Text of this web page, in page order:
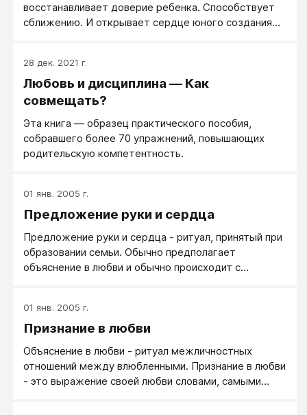
восстанавливает доверие ребенка. Способствует
сближению. И открывает сердце юного создания
новостями из собственной жизни. Первая новость
— о том, чем он из случившегося в этот день
гордится. А вторая — о том, что у него ПОКА (на
28 дек. 2021 г.
Любовь и дисциплина — Как
совмещать?
Эта книга — образец практического пособия,
собравшего более 70 упражнений, повышающих
родительскую компетентность.
01 янв. 2005 г.
Предложение руки и сердца
Предложение руки и сердца - ритуал, принятый при
образовании семьи. Обычно предполагает
объяснение в любви и обычно происходит с
01 янв. 2005 г.
Признание в любви
Объяснение в любви - ритуал межличностных
отношений между влюбленными. Признание в любви
- это выражение своей любви словами, самыми